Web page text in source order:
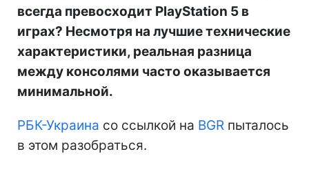
всегда превосходит PlayStation 5 в
играх? Несмотря на лучшие технические
характеристики, реальная разница
между консолями часто оказывается
минимальной.
РБК-Украина со ссылкой на BGR пыталось
в этом разобраться.